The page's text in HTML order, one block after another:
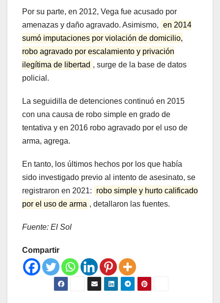
Por su parte, en 2012, Vega fue acusado por
amenazas y daño agravado. Asimismo, en 2014
sumó imputaciones por violación de domicilio,
robo agravado por escalamiento y privación
ilegítima de libertad , surge de la base de datos
policial.
La seguidilla de detenciones continuó en 2015
con una causa de robo simple en grado de
tentativa y en 2016 robo agravado por el uso de
arma, agrega.
En tanto, los últimos hechos por los que había
sido investigado previo al intento de asesinato, se
registraron en 2021:
robo simple y hurto calificado
por el uso de arma , detallaron las fuentes.
Fuente: El Sol
Compartir